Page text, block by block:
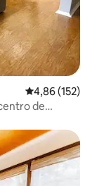
4,86 de uma
4,86 (152)
de